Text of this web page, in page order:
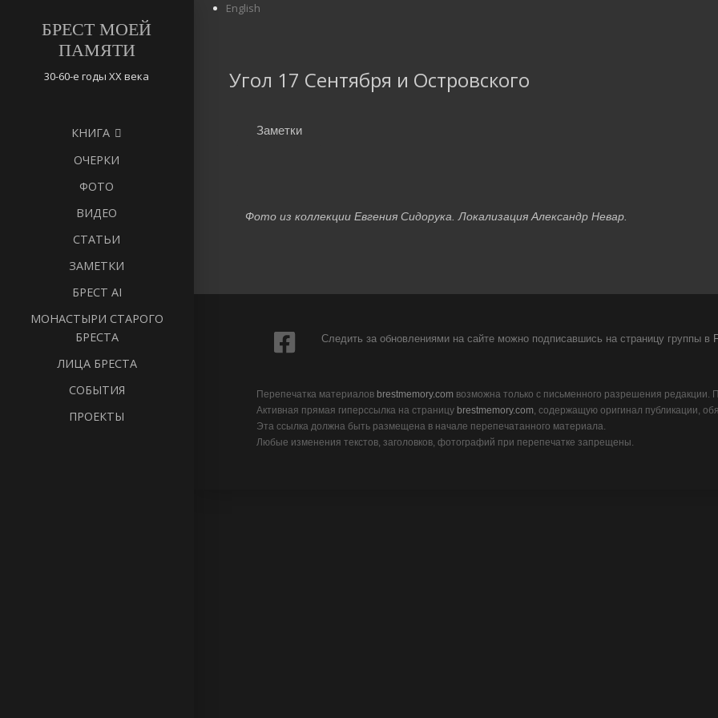
БРЕСТ МОЕЙ
ПАМЯТИ
30-60-е годы ХХ века
КНИГА
ОЧЕРКИ
ФОТО
ВИДЕО
СТАТЬИ
ЗАМЕТКИ
БРЕСТ AI
МОНАСТЫРИ СТАРОГО
БРЕСТА
ЛИЦА БРЕСТА
СОБЫТИЯ
ПРОЕКТЫ
English
Угол 17 Сентября и Островского
Заметки
Фото из коллекции Евгения Сидорука. Локализация Александр Невар.
Следить за обновлениями на сайте можно подписавшись на страницу группы в
Перепечатка материалов brestmemory.com возможна только с письменного разрешения редакции.
Активная прямая гиперссылка на страницу brestmemory.com, содержащую оригинал публикации,
Эта ссылка должна быть размещена в начале перепечатанного материала.
Любые изменения текстов, заголовков, фотографий при перепечатке запрещены.